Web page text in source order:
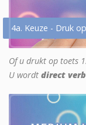
4a. Keuze - Druk
Of u drukt op toets 1.
U wordt direct